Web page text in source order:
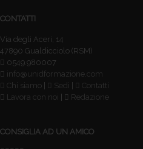
CONTATTI
Via degli Aceri, 14
47890 Gualdicciolo (RSM)
0549.980007
info@unidformazione.com
Chi siamo
Sedi
Contatti
Lavora con noi
Redazione
CONSIGLIA AD UN AMICO